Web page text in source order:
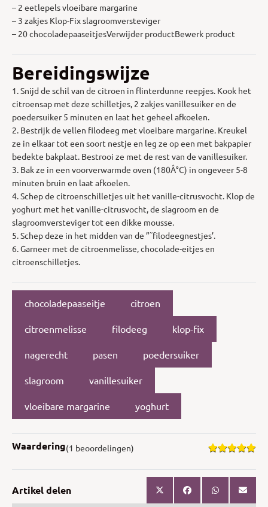
– 2 eetlepels vloeibare margarine
– 3 zakjes Klop-Fix slagroomversteviger
– 20 chocoladepaaseitjesVerwijder productBewerk product
Bereidingswijze
1. Snijd de schil van de citroen in flinterdunne reepjes. Kook het
citroensap met deze schilletjes, 2 zakjes vanillesuiker en de
poedersuiker 5 minuten en laat het geheel afkoelen.
2. Bestrijk de vellen filodeeg met vloeibare margarine. Kreukel
ze in elkaar tot een soort nestje en leg ze op een met bakpapier
bedekte bakplaat. Bestrooi ze met de rest van de vanillesuiker.
3. Bak ze in een voorverwarmde oven (180Â°C) in ongeveer 5-8
minuten bruin en laat afkoelen.
4. Schep de citroenschilletjes uit het vanille-citrusvocht. Klop de
yoghurt met het vanille-citrusvocht, de slagroom en de
slagroomversteviger tot een dikke mousse.
5. Schep deze in het midden van de ”˜filodeegnestjes’.
6. Garneer met de citroenmelisse, chocolade-eitjes en
citroenschilletjes.
chocoladepaaseitje citroen
citroenmelisse filodeeg klop-fix
nagerecht pasen poedersuiker
slagroom vanillesuiker
vloeibare margarine yoghurt
Waardering(1 beoordelingen)
Artikel delen